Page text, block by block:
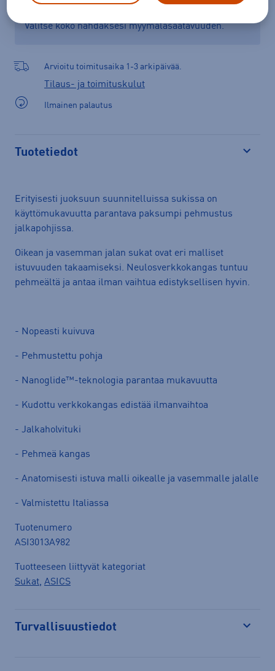
Valitse koko nähdäksesi myymäläsaatavuuden.
Arvioitu toimitusaika 1-3 arkipäivää.
Tilaus- ja toimituskulut
Ilmainen palautus
Tuotetiedot
Erityisesti juoksuun suunnitelluissa sukissa on
käyttömukavuutta parantava paksumpi pehmustus
jalkapohjissa.
Oikean ja vasemman jalan sukat ovat eri malliset
istuvuuden takaamiseksi. Neulosverkkokangas tuntuu
pehmeältä ja antaa ilman vaihtua edistyksellisen hyvin.
- Nopeasti kuivuva
- Pehmustettu pohja
- Nanoglide™-teknologia parantaa mukavuutta
- Kudottu verkkokangas edistää ilmanvaihtoa
- Jalkaholvituki
- Pehmeä kangas
- Anatomisesti istuva malli oikealle ja vasemmalle jalalle
- Valmistettu Italiassa
Tuotenumero
ASI3013A982
Tuotteeseen liittyvät kategoriat
Sukat, ASICS
Turvallisuustiedot